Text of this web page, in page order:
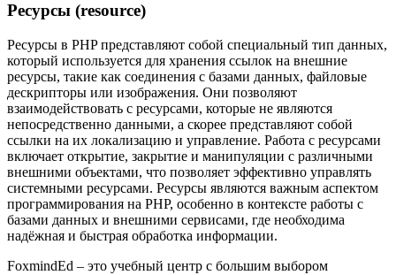
Ресурсы (resource)
Ресурсы в PHP представляют собой специальный тип данных,
который используется для хранения ссылок на внешние
ресурсы, такие как соединения с базами данных, файловые
дескрипторы или изображения. Они позволяют
взаимодействовать с ресурсами, которые не являются
непосредственно данными, а скорее представляют собой
ссылки на их локализацию и управление. Работа с ресурсами
включает открытие, закрытие и манипуляции с различными
внешними объектами, что позволяет эффективно управлять
системными ресурсами. Ресурсы являются важным аспектом
программирования на PHP, особенно в контексте работы с
базами данных и внешними сервисами, где необходима
надёжная и быстрая обработка информации.
FoxmindEd – это учебный центр с большим выбором